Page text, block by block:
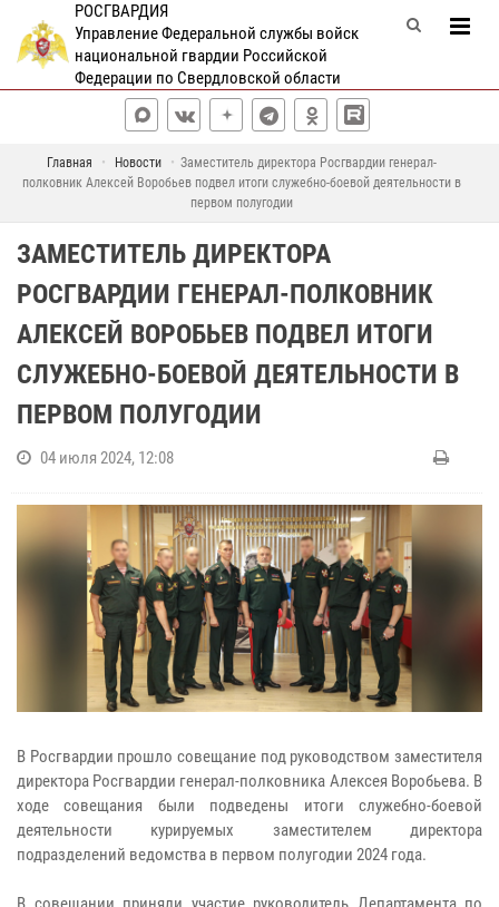
РОСГВАРДИЯ
Управление Федеральной службы войск
национальной гвардии Российской
Федерации по Свердловской области
Главная Новости
Заместитель директора Росгвардии генерал-
полковник Алексей Воробьев подвел итоги служебно-боевой деятельности в
первом полугодии
ЗАМЕСТИТЕЛЬ ДИРЕКТОРА
РОСГВАРДИИ ГЕНЕРАЛ-ПОЛКОВНИК
АЛЕКСЕЙ ВОРОБЬЕВ ПОДВЕЛ ИТОГИ
СЛУЖЕБНО-БОЕВОЙ ДЕЯТЕЛЬНОСТИ В
ПЕРВОМ ПОЛУГОДИИ
04 июля 2024, 12:08
В Росгвардии прошло совещание под руководством заместителя
директора Росгвардии генерал-полковника Алексея Воробьева. В
ходе совещания были подведены итоги служебно-боевой
деятельности курируемых заместителем директора
подразделений ведомства в первом полугодии 2024 года.